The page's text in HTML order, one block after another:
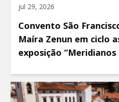
jul 29, 2026
Convento São
Maíra Zenun em ciclo
exposição